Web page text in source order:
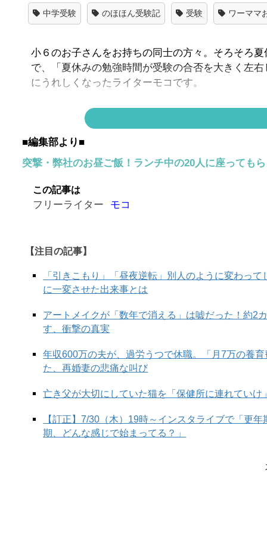
中学受験 のほほん受験記 受験 ワーママ
小６のお子さんをお持ちの同士の方々。そろそろ
で、「夏休みの勉強時間が受験の合否を大きく左
にうれしくなったライターモコです。
一方、いよいよ天下分け目の戦い……！ と気合が
みなんてまだ先の話。さらに、夏の頑張りが2月
＊このシリーズの
1日最低10時間!? 夏休みの自宅学
先の保護者会で配布された資料に、「夏期講習が
りました。10時間という数字に驚いたのはもちろ
みることにしました。
今回のテーマは、「自宅学習10時間、本当にでき
の1時間以外の時間ずっと集中していられるかと
実質9時〜21時。
■編集部より■
突撃・弊社のお昼ご飯！ランチ中の20人に座っても
この記事は
フリーライター モコ
【注目の記事】
「引きこもり」「昼夜逆転」別人のように変わっ
に一変させた出来事とは
アートメイクが「数年で消える」は嘘だった！約2
す、衝撃の真実
年収600万の夫が、過労うつで休職。「月7万の養
た、再婚妻の悲痛な叫び
亡き父が大切にしていた猫を「保健所に連れてい
【訂正】7/30（木）19時～インスタライブで「更
期、どんな感じで始まってる？」